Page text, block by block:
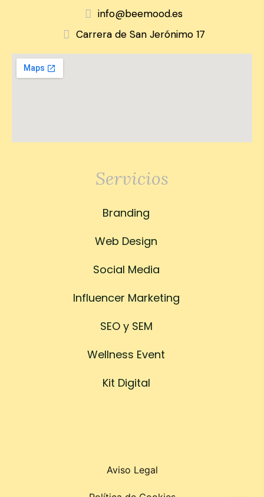
info@beemood.es
Carrera de San Jerónimo 17
Servicios
Branding
Web Design
Social Media
Influencer Marketing
SEO y SEM
Wellness Event
Kit Digital
Aviso Legal